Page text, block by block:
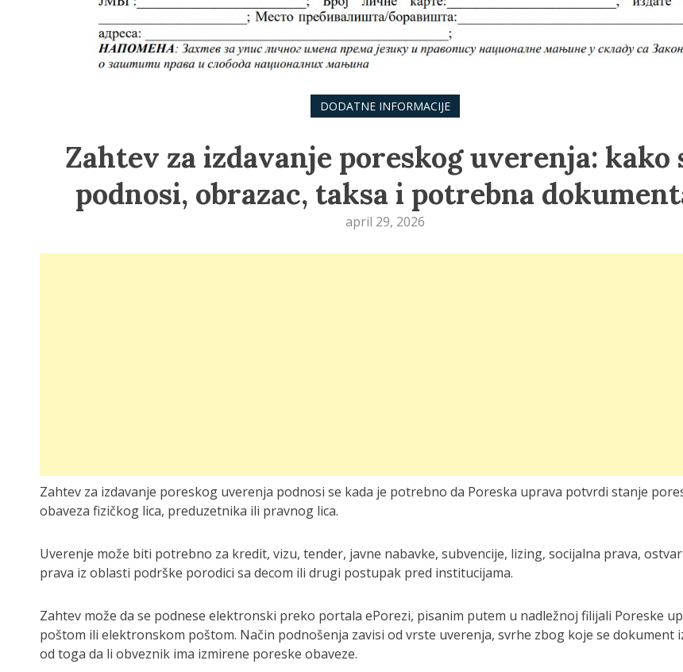
DODATNE INFORMACIJE
Zahtev za izdavanje poreskog uverenja: kako
podnosi, obrazac, taksa i potrebna
april 29, 2026
Zahtev za izdavanje poreskog uverenja podnosi se kada je potrebno da Poreska uprava potvrdi stanje
obaveza fizičkog lica, preduzetnika ili pravnog lica.
Uverenje može biti potrebno za kredit, vizu, tender, javne nabavke, subvencije, lizing, socijalna prava,
prava iz oblasti podrške porodici sa decom ili drugi postupak pred institucijama.
Zahtev može da se podnese elektronski preko portala ePorezi, pisanim putem u nadležnoj filijali Poreske
poštom ili elektronskom poštom. Način podnošenja zavisi od vrste uverenja, svrhe zbog koje se dokument
od toga da li obveznik ima izmirene poreske obaveze.